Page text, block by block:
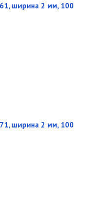
61, ширина 2 мм, 100
71, ширина 2 мм, 100